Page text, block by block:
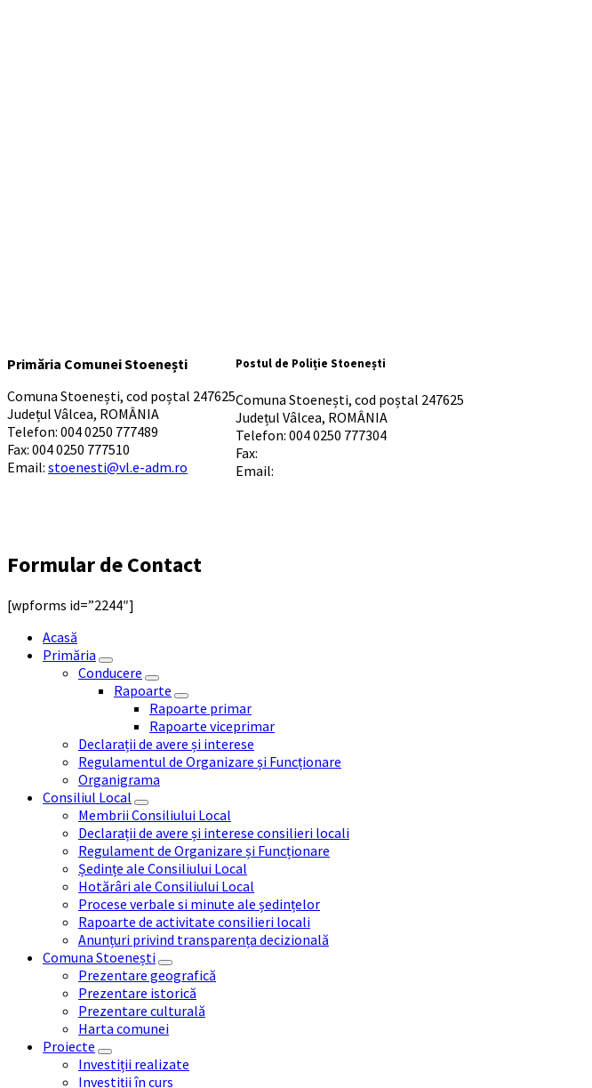
Primăria Comunei Stoenești
Comuna Stoenești, cod poștal 247625
Județul Vâlcea, ROMÂNIA
Telefon: 004 0250 777489
Fax: 004 0250 777510
Email: stoenesti@vl.e-adm.ro
Postul de Poliție Stoenești
Comuna Stoenești, cod poștal 247625
Județul Vâlcea, ROMÂNIA
Telefon: 004 0250 777304
Fax:
Email:
Formular de Contact
[wpforms id=”2244″]
Acasă
Primăria
Conducere
Rapoarte
Rapoarte primar
Rapoarte viceprimar
Declarații de avere și interese
Regulamentul de Organizare și Funcționare
Organigrama
Consiliul Local
Membrii Consiliului Local
Declarații de avere și interese consilieri locali
Regulament de Organizare și Funcționare
Ședințe ale Consiliului Local
Hotărâri ale Consiliului Local
Procese verbale si minute ale ședințelor
Rapoarte de activitate consilieri locali
Anunțuri privind transparența decizională
Comuna Stoenești
Prezentare geografică
Prezentare istorică
Prezentare culturală
Harta comunei
Proiecte
Investiții realizate
Investiții în curs